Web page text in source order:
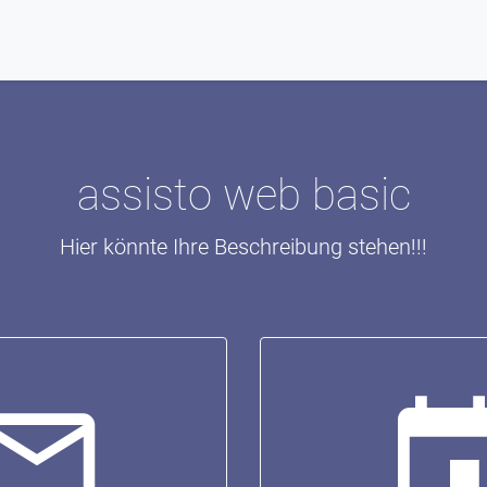
assisto web basic
Hier könnte Ihre Beschreibung stehen!!!